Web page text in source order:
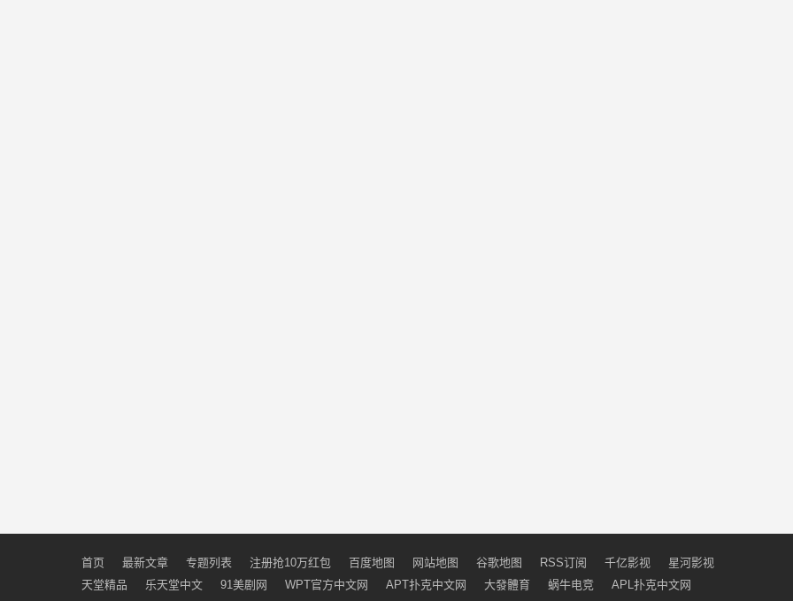
首页 最新文章 专题列表 注册抢10万红包 百度地图 网站地图 谷歌地图 RSS订阅 千亿影视
星河影视
天堂精品
乐天堂中文 91美剧网 WPT官方中文网 APT扑克中文网 大發體育 蜗牛电竞
APL扑克中文网